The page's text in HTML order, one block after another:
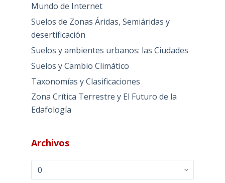
Mundo de Internet
Suelos de Zonas Áridas, Semiáridas y
desertificación
Suelos y ambientes urbanos: las Ciudades
Suelos y Cambio Climático
Taxonomías y Clasificaciones
Zona Crítica Terrestre y El Futuro de la
Edafología
Archivos
Archivos